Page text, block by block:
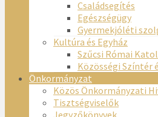
Családsegítés
Egészségügy
Gyermekjóléti
Kultúra és Egyház
Szűcsi Római
Közösségi Színtér
Önkormányzat
Közös Önkormányzati
Tisztségviselők
Jegyzőkönyvek